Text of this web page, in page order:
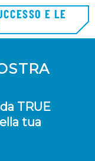
E LE
TRUE
tua